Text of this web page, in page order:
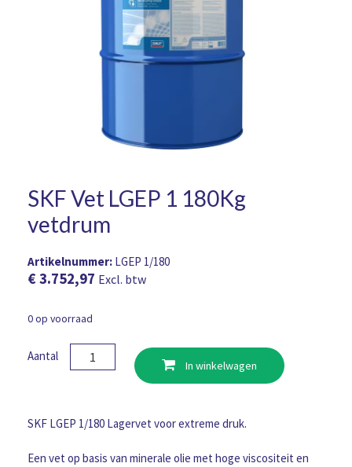
SKF Vet LGEP 1 180Kg
vetdrum
Artikelnummer: LGEP 1/180
€3.752,97 Excl. btw
0 op voorraad
Aantal
Vet
180Kg
aantal
In winkelwagen
SKF LGEP 1/180 Lagervet voor extreme druk.
Een vet op basis van minerale olie met hoge viscositeit en